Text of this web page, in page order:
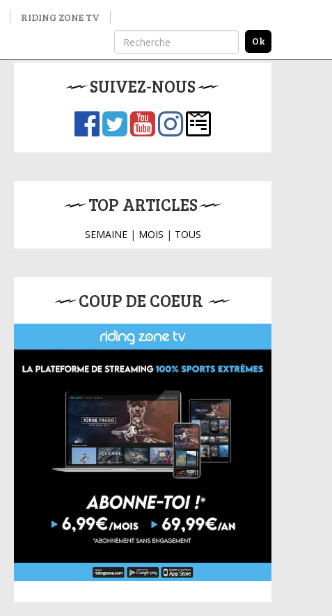
RIDING ZONE TV
SUIVEZ-NOUS
TOP ARTICLES
SEMAINE| MOIS | TOUS
COUP DE COEUR